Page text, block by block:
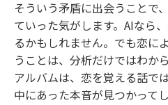
そういう矛盾に出会うことで
ていった気がします。AIなら
るかもしれません。でも恋に
うことは、分析だけではわか
アルバムは、恋を覚える話で
中にあった本音が見つかって